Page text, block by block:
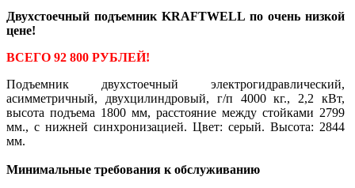
Двухстоечный подъемник KRAFTWELL по очень низкой
цене!
ВСЕГО 92 800 РУБЛЕЙ!
Подъемник двухстоечный электрогидравлический,
асимметричный, двухцилиндровый, г/п 4000 кг., 2,2 кВт,
высота подъема 1800 мм, расстояние между стойками 2799
мм., с нижней синхронизацией. Цвет: серый. Высота: 2844
мм.
Минимальные требования к обслуживанию